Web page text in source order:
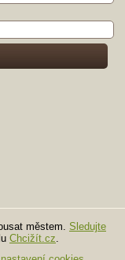
městem. Sledujte
Chcižít.cz.